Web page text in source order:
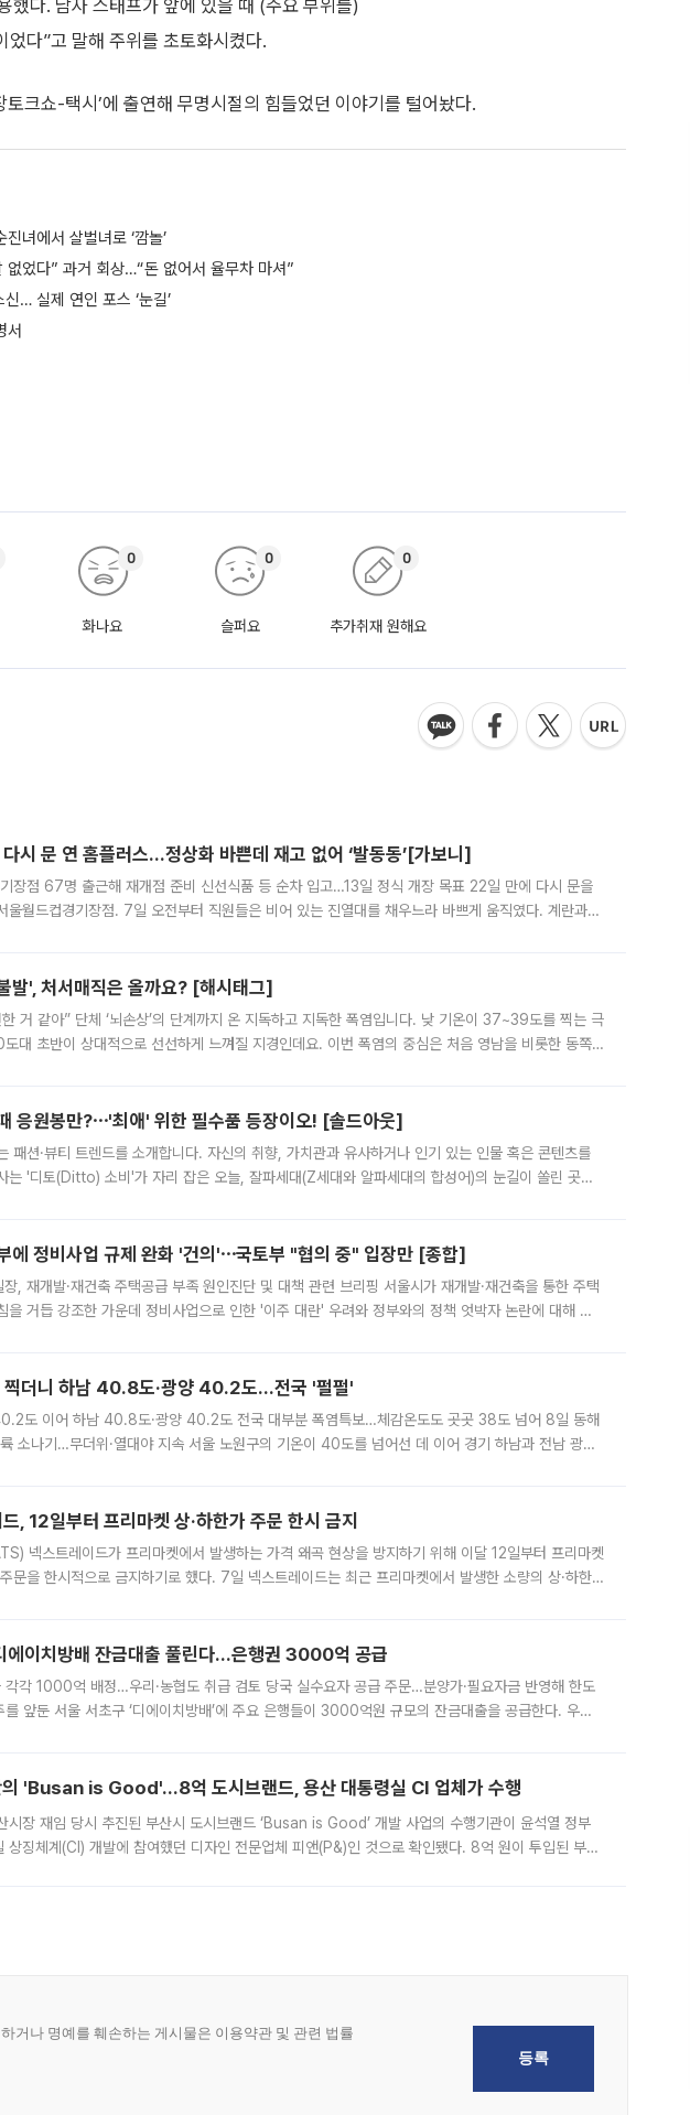
했다. 남자 스태프가 앞에 있을 때 (주요 부위를)
다”고 말해 주위를 초토화시켰다.
크쇼-택시’에 출연해 무명시절의 힘들었던 이야기를 털어놨다.
녀에서 살벌녀로 ‘깜놀’
없었다” 과거 회상…“돈 없어서 율무차 마셔”
… 실제 연인 포스 ‘눈길’
서
화나요
0
슬퍼요
0
추가취재 원해요
0
시 문 연 홈플러스…정상화 바쁜데 재고 없어 ‘발동동’[가보니]
장점 67명 출근해 재개점 준비 신선식품 등 순차 입고…13일 정식 개장 목표 22일 만에 다시 문을
울월드컵경기장점. 7일 오전부터 직원들은 비어 있는 진열대를 채우느라 바쁘게 움직였다. 계란과
발', 처서매직은 올까요? [해시태그]
거 같아” 단체 ‘뇌손상’의 단계까지 온 지독하고 지독한 폭염입니다. 낮 기온이 37~39도를 찍는 극
대 초반이 상대적으로 선선하게 느껴질 지경인데요. 이번 폭염의 중심은 처음 영남을 비롯한 동쪽
응원봉만?⋯'최애' 위한 필수품 등장이오! [솔드아웃]
패션·뷰티 트렌드를 소개합니다. 자신의 취향, 가치관과 유사하거나 인기 있는 인물 혹은 콘텐츠를
는 '디토(Ditto) 소비'가 자리 잡은 오늘, 잘파세대(Z세대와 알파세대의 합성어)의 눈길이 쏠린 곳은
에 정비사업 규제 완화 '건의'⋯국토부 "협의 중" 입장만 [종합]
장, 재개발·재건축 주택공급 부족 원인진단 및 대책 관련 브리핑 서울시가 재개발·재건축을 통한 주택
을 거듭 강조한 가운데 정비사업으로 인한 '이주 대란' 우려와 정부와의 정책 엇박자 논란에 대해 정
더니 하남 40.8도·광양 40.2도…전국 '펄펄'
도 이어 하남 40.8도·광양 40.2도 전국 대부분 폭염특보…체감온도도 곳곳 38도 넘어 8일 동해
소나기…무더위·열대야 지속 서울 노원구의 기온이 40도를 넘어선 데 이어 경기 하남과 전남 광양
, 12일부터 프리마켓 상·하한가 주문 한시 금지
넥스트레이드가 프리마켓에서 발생하는 가격 왜곡 현상을 방지하기 위해 이달 12일부터 프리마켓
문을 한시적으로 금지하기로 했다. 7일 넥스트레이드는 최근 프리마켓에서 발생한 소량의 상·하한
에이치방배 잔금대출 풀린다…은행권 3000억 공급
각각 1000억 배정…우리·농협도 취급 검토 당국 실수요자 공급 주문…분양가·필요자금 반영해 한도
앞둔 서울 서초구 ‘디에이치방배’에 주요 은행들이 3000억원 규모의 잔금대출을 공급한다. 우리
의 'Busan is Good'…8억 도시브랜드, 용산 대통령실 CI 업체가 수행
시장 재임 당시 추진된 부산시 도시브랜드 ‘Busan is Good’ 개발 사업의 수행기관이 윤석열 정부
상징체계(CI) 개발에 참여했던 디자인 전문업체 피앤(P&)인 것으로 확인됐다. 8억 원이 투입된 부산